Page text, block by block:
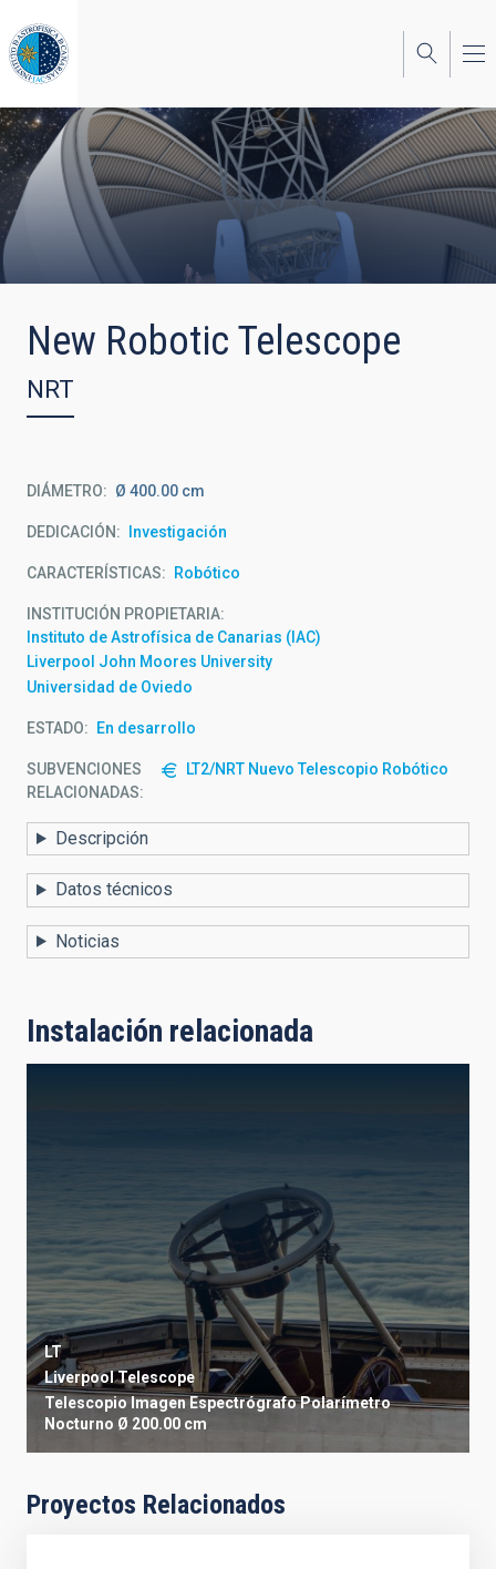
al
contenido
principal
New Robotic Telescope
NRT
DIÁMETRO Ø 400.00 cm
DEDICACIÓN Investigación
CARACTERÍSTICAS Robótico
INSTITUCIÓN PROPIETARIA
Instituto de Astrofísica de Canarias (IAC)
Liverpool John Moores University
Universidad de Oviedo
ESTADO En desarrollo
SUBVENCIONES
RELACIONADAS:
LT2/NRT Nuevo Telescopio Robótico
Descripción
Datos técnicos
Noticias
Instalación relacionada
LT
Liverpool Telescope
TelescopioImagenEspectrógrafoPolarímetro
Nocturno Ø 200.00 cm
Proyectos Relacionados